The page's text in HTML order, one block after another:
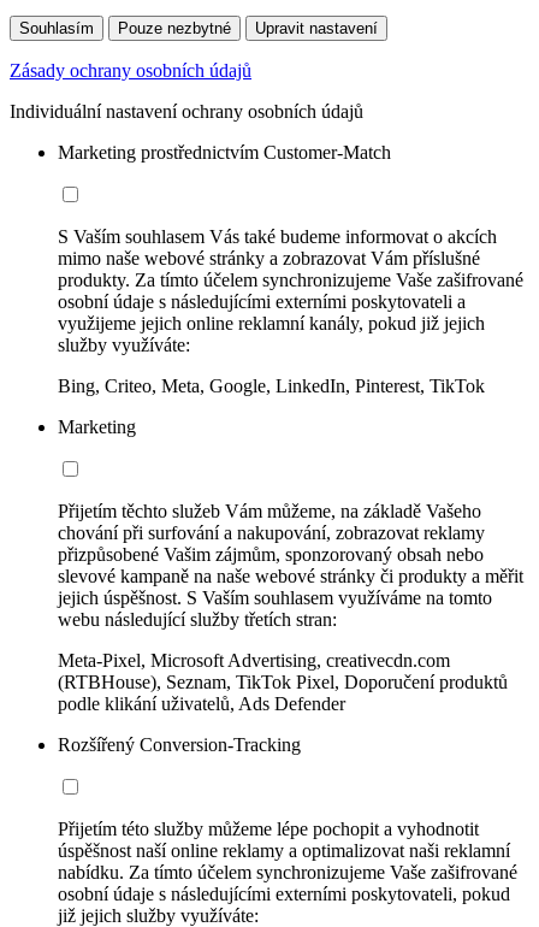
Souhlasím Pouze nezbytné Upravit nastavení
Zásady ochrany osobních údajů
Individuální nastavení ochrany osobních údajů
Marketing prostřednictvím Customer-Match
S Vaším souhlasem Vás také budeme informovat o akcích
mimo naše webové stránky a zobrazovat Vám příslušné
produkty. Za tímto účelem synchronizujeme Vaše zašifrované
osobní údaje s následujícími externími poskytovateli a
využijeme jejich online reklamní kanály, pokud již jejich
služby využíváte:
Bing, Criteo, Meta, Google, LinkedIn, Pinterest, TikTok
Marketing
Přijetím těchto služeb Vám můžeme, na základě Vašeho
chování při surfování a nakupování, zobrazovat reklamy
přizpůsobené Vašim zájmům, sponzorovaný obsah nebo
slevové kampaně na naše webové stránky či produkty a měřit
jejich úspěšnost. S Vaším souhlasem využíváme na tomto
webu následující služby třetích stran:
Meta-Pixel, Microsoft Advertising, creativecdn.com
(RTBHouse), Seznam, TikTok Pixel, Doporučení produktů
podle klikání uživatelů, Ads Defender
Rozšířený Conversion-Tracking
Přijetím této služby můžeme lépe pochopit a vyhodnotit
úspěšnost naší online reklamy a optimalizovat naši reklamní
nabídku. Za tímto účelem synchronizujeme Vaše zašifrované
osobní údaje s následujícími externími poskytovateli, pokud
již jejich služby využíváte: